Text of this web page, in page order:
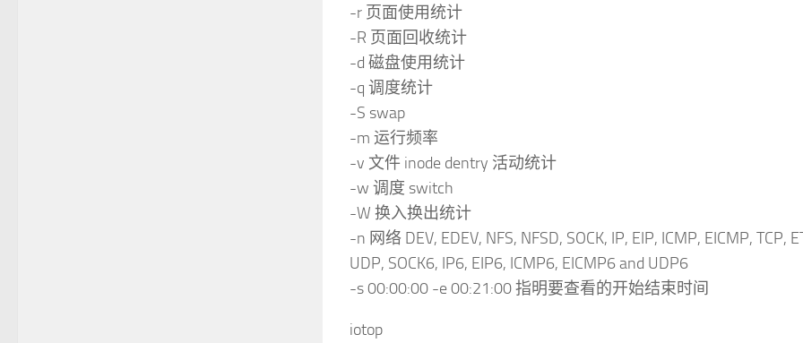
-r 页面使用统计
-R 页面回收统计
-d 磁盘使用统计
-q 调度统计
-S swap
-m 运行频率
-v 文件 inode dentry 活动统计
-w 调度 switch
-W 换入换出统计
-n 网络 DEV, EDEV, NFS, NFSD, SOCK, IP, EIP, ICMP, EICMP, TCP,
UDP, SOCK6, IP6, EIP6, ICMP6, EICMP6 and UDP6
-s 00:00:00 -e 00:21:00 指明要查看的开始结束时间
iotop